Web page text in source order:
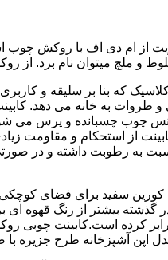
ام دی اف با روکش چوب
ملچ میتوان نام برد. از
که بنا بر سلیقه و
به خانه می دهد.
چسبانده و پرس می
از استحکام و مقاومت
به رطوبت داشته و در
سفید برای فضای
بیشتر از رنگ قهوه ای
کرده است.کابینت چوبی
اپن آشپزخانه طرح جزیره